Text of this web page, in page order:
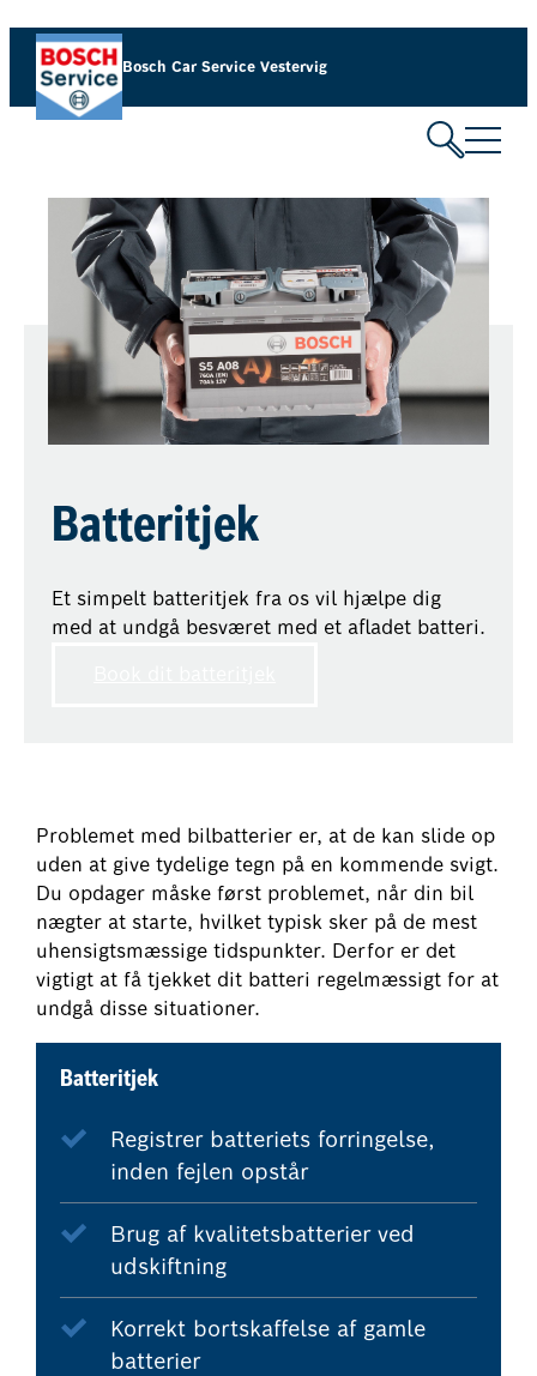
Bosch Car Service Vestervig
Batteritjek
Et simpelt batteritjek fra os vil hjælpe dig
med at undgå besværet med et afladet batteri.
Problemet med bilbatterier er, at de kan slide op
uden at give tydelige tegn på en kommende svigt.
Du opdager måske først problemet, når din bil
nægter at starte, hvilket typisk sker på de mest
uhensigtsmæssige tidspunkter. Derfor er det
vigtigt at få tjekket dit batteri regelmæssigt for at
undgå disse situationer.
Batteritjek
Registrer batteriets forringelse,
inden fejlen opstår
Brug af kvalitetsbatterier ved
udskiftning
Korrekt bortskaffelse af gamle
batterier